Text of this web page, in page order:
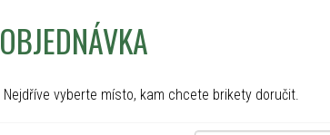
OBJEDNÁVKA
Nejdříve vyberte místo, kam chcete brikety doručit.